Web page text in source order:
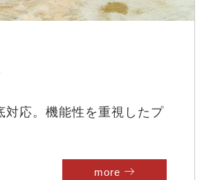
対応。機能性を重視したプ
more